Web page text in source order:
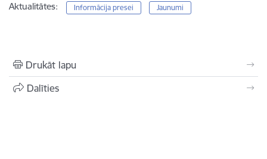
Aktualitātes: Informācija presei Jaunumi
Drukāt lapu
Dalīties